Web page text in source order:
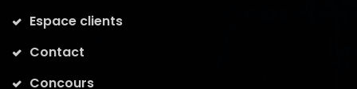
Espace clients
Contact
Concours